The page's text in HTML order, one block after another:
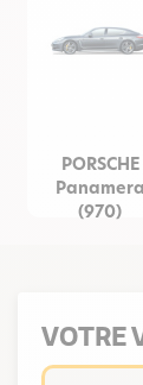
PORSCHE
Panamera
(970)
VOTRE